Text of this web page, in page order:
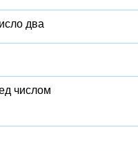
два
числом